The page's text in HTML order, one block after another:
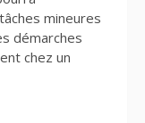
mineures
démarches
chez un